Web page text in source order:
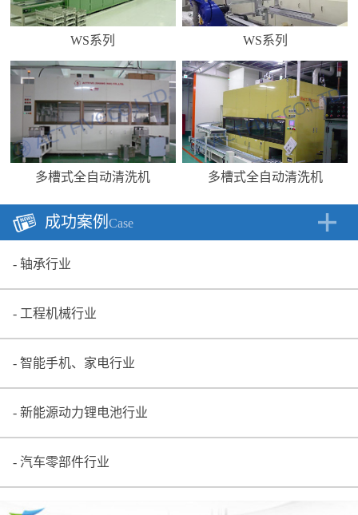
WS系列 WS系列
多槽式全自动清洗机 多槽式全自动清洗机
成功案例 Case
轴承行业
工程机械行业
智能手机、家电行业
新能源动力锂电池行业
汽车零部件行业